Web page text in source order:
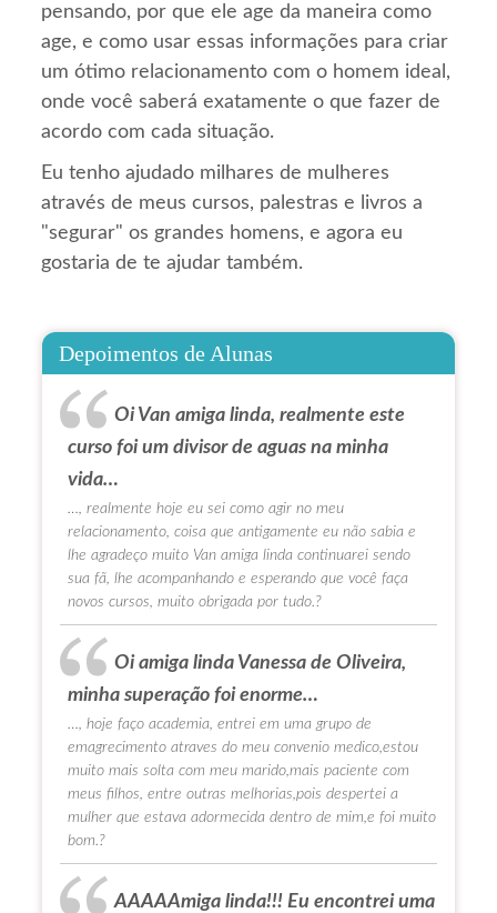
pensando, por que ele age da maneira como
age, e como usar essas informações para criar
um ótimo relacionamento com o homem ideal,
onde você saberá exatamente o que fazer de
acordo com cada situação.
Eu tenho ajudado milhares de mulheres
através de meus cursos, palestras e livros a
"segurar" os grandes homens, e agora eu
gostaria de te ajudar também.
Depoimentos de Alunas
Oi Van amiga linda, realmente este
curso foi um divisor de aguas na minha
vida…
…, realmente hoje eu sei como agir no meu
relacionamento, coisa que antigamente eu não sabia e
lhe agradeço muito Van amiga linda continuarei sendo
sua fã, lhe acompanhando e esperando que você faça
novos cursos, muito obrigada por tudo.?
Oi amiga linda Vanessa de Oliveira,
minha superação foi enorme…
…, hoje faço academia, entrei em uma grupo de
emagrecimento atraves do meu convenio medico,estou
muito mais solta com meu marido,mais paciente com
meus filhos, entre outras melhorias,pois despertei a
mulher que estava adormecida dentro de mim,e foi muito
bom.?
AAAAAmiga linda!!! Eu encontrei uma